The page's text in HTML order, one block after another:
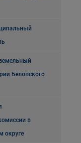
Беловского
в
округе